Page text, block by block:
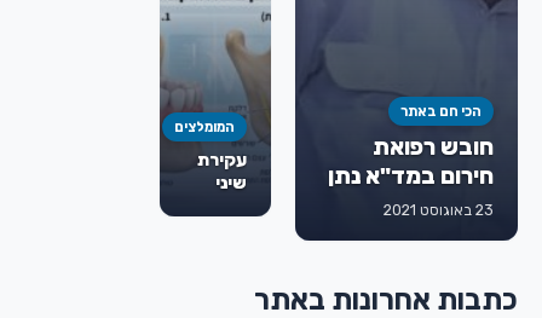
הכי חם באתר
חובש רפואת
חירום במד"א נתן
גורמן ז"ל
23 באוגוסט 2021
ולסת
מומלץ
לניתוח
מורחב
המומלצים
עקירת
שיני
כתבות אחרונות באתר